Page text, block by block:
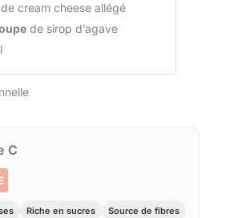
de cream cheese allégé
de sirop d’agave
C
Riche en sucres
Source de fibres